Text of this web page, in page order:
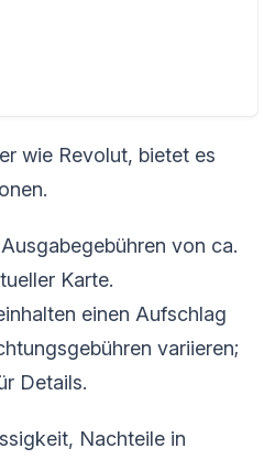
wie Revolut, bietet es
von ca.
Karte.
einen Aufschlag
variieren;
Details.
Nachteile in